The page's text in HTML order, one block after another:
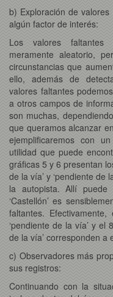
b) Exploración de
algún factor de interés:
Los valores faltantes
meramente aleatorio,
circunstancias que
ello, además de
valores faltantes
a otros campos de
son muchas,
que queramos alcanzar
ejemplificaremos con
utilidad que puede
gráficas 5 y 6 presentan
de la vía’ y ‘pendiente de
la autopista. Allí puede
‘Castellón’ es
faltantes.
‘pendiente de la vía’ y el
de la vía’ corresponden a
c) Observadores más
sus registros:
Continuando con la